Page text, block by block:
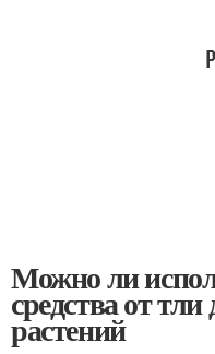
Можно ли
средства от
растений